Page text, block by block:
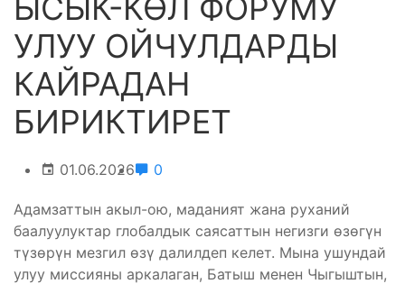
ЫСЫК-КӨЛ ФОРУМУ
УЛУУ ОЙЧУЛДАРДЫ
КАЙРАДАН
БИРИКТИРЕТ
01.06.2026 0
Адамзаттын акыл-ою, маданият жана руханий
баалуулуктар глобалдык саясаттын негизги өзөгүн
түзөрүн мезгил өзү далилдеп келет. Мына ушундай
улуу миссияны аркалаган, Батыш менен Чыгыштын,